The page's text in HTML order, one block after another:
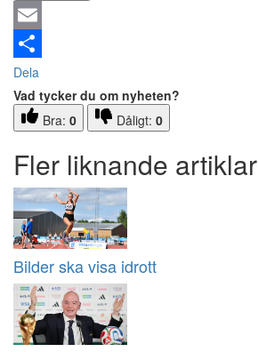
Email
Dela
Vad tycker du om nyheten?
Bra: 0 Dåligt: 0
Fler liknande artiklar
Bilder ska visa idrott